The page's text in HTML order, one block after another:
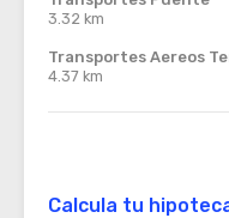
3.32 km
Transportes Aereos
4.37 km
Calcula tu